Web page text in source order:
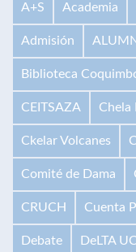
A+S Academia
Admisión
Biblioteca
CEITSAZA Chela
Ckelar Volcanes
Comité de Dama
CRUCH Cuenta
Debate DeLTA